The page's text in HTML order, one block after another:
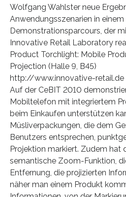
Wolfgang Wahlster neue
Anwendungsszenarien in einem
Demonstrationsparcours, der
Innovative Retail Laboratory
Product Torchlight: Mobile
Projection (Halle 9, B45)
http://www.innovative-retail.de
Auf der CeBIT 2010
Mobiltelefon mit integriertem
beim Einkaufen unterstützen
Müsliverpackungen, die dem
Benutzers entsprechen,
Projektion markiert. Zudem hat
semantische Zoom-Funktion,
Entfernung, die projizierten
näher man einem Produkt